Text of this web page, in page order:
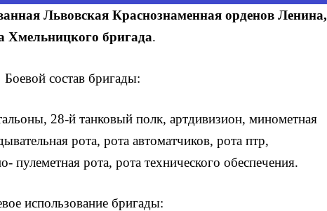
Львовская Краснознаменная орденов Ленина,
Хмельницкого бригада.
Боевой состав бригады:
28-й танковый полк, артдивизион, минометная
рота, рота автоматчиков, рота птр,
пулеметная рота, рота технического обеспечения.
использование бригады: